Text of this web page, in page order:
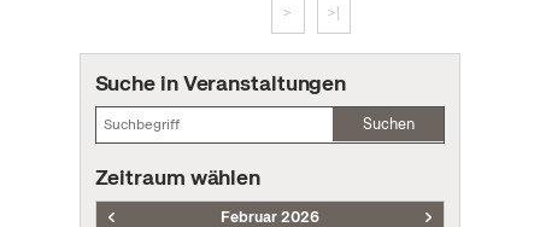
> >|
Suche in Veranstaltungen
Suchen
Zeitraum wählen
Februar 2026